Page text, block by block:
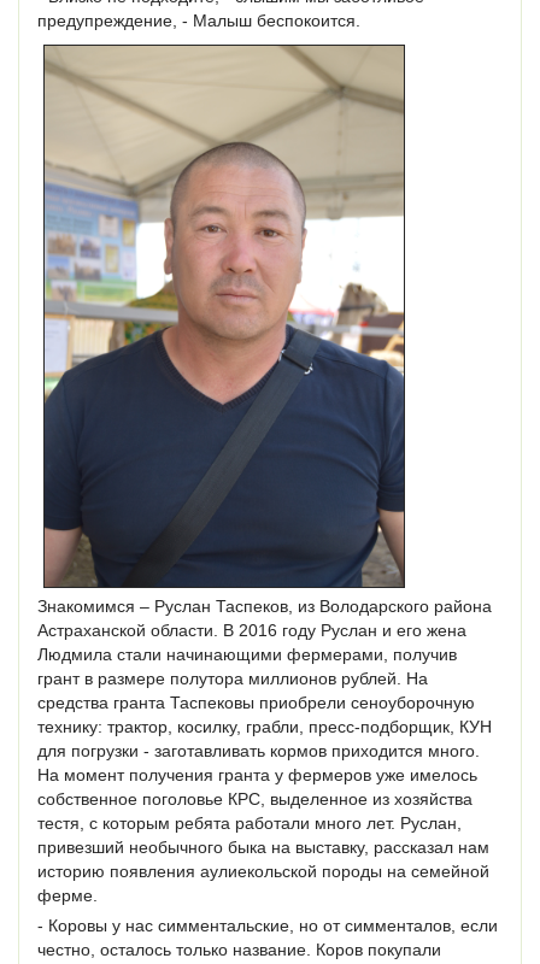
предупреждение, - Малыш беспокоится.
Знакомимся – Руслан Таспеков, из Володарского района
Астраханской области. В 2016 году Руслан и его жена
Людмила стали начинающими фермерами, получив
грант в размере полутора миллионов рублей. На
средства гранта Таспековы приобрели сеноуборочную
технику: трактор, косилку, грабли, пресс-подборщик, КУН
для погрузки - заготавливать кормов приходится много.
На момент получения гранта у фермеров уже имелось
собственное поголовье КРС, выделенное из хозяйства
тестя, с которым ребята работали много лет. Руслан,
привезший необычного быка на выставку, рассказал нам
историю появления аулиекольской породы на семейной
ферме.
- Коровы у нас симментальские, но от симменталов, если
честно, осталось только название. Коров покупали